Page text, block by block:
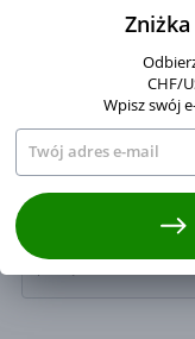
Krzysztof
Ekonomista, kierownik
(operator serwisu
zarządzania ryzykiem w
CHF/
Wpisz swój
Wyrażam zgodę na
w zakresie adresu
z ustawa o świadczeniu
Administratorem